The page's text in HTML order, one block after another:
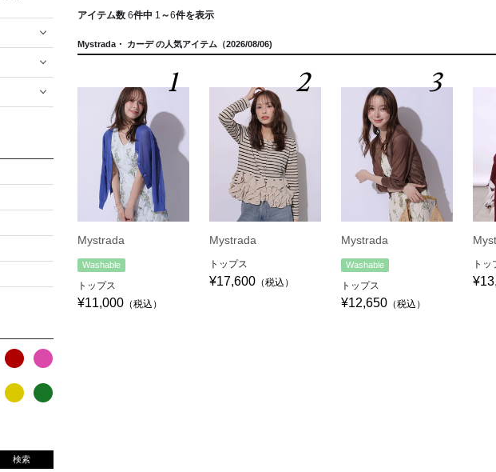
検索
アイテム数 6件中 1 ～6件を表示
Mystrada・ カーデ の人気アイテム（2026/08/06)
1
Mystrada
Washable
トップス
¥11,000 （税込）
2
Mystrada
トップス
¥17,600 （税込）
3
Mystrada
Washable
トップス
¥12,650 （税込）
トッ